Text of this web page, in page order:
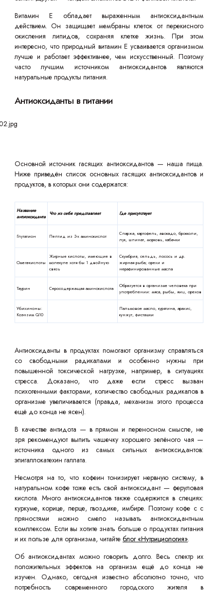
Витамин Е обладает выраженным антиоксидантным
действием. Он защищает мембраны клеток от перекисного
окисления липидов, сохраняя клетке жизнь. При этом
интересно, что природный витамин Е усваивается организмом
лучше и работает эффективнее, чем искусственный. Поэтому
часто лучшим источником антиоксидантов являются
натуральные продукты питания.
Антиоксиданты в питании
Основной источник гасящих антиоксидантов — наша пища.
Ниже приведён список основных гасящих антиоксидантов и
продуктов, в которых они содержатся:
Название
антиоксиданта
Что из себя представляет Где присутствует
Глутатион Пептид из 3-х аминокислот
Спаржа, картофель, авокадо, брокколи,
лук, шпинат, морковь, кабачки
Омега-кислоты
Жирные кислоты, имеющие в
молекуле хотя бы 1 двойную
связь
Скумбрия, сельдь, лосось и др.
жирная рыба; орехи и
нерафинированные масла
Таурин Серосодержащая аминокислота
Образуется в организме человека при
употреблении: мяса, рыбы, яиц, орехов
Убихиноны:
Коэнзим Q10
Пальмовое масло, курятина, арахис,
кунжут, фисташки
Антиоксиданты в продуктах помогают организму справляться
со свободными радикалами и особенно нужны при
повышенной токсической нагрузке, например, в ситуациях
стресса. Доказано, что даже если стресс вызван
психогенными факторами, количество свободных радикалов в
организме увеличивается (правда, механизм этого процесса
ещё до конца не ясен).
В качестве антидота — в прямом и переносном смысле, не
зря рекомендуют выпить чашечку хорошего зелёного чая —
источника одного из самых сильных антиоксидантов:
эпигаллокатехин галлата.
Несмотря на то, что кофеин тонизирует нервную систему, в
натуральном кофе тоже есть свой антиоксидант — феруловая
кислота. Много антиоксидантов также содержится в специях:
куркуме, корице, перце, гвоздике, имбире. Поэтому кофе с с
пряностями можно смело называть антиоксидантным
комплексом. Если вы хотите знать больше о продуктах питания
и их пользе для организма, читайте блог «Нутрициология».
Об антиоксидантах можно говорить долго. Весь спектр их
положительных эффектов на организм ещё до конца не
изучен. Однако, сегодня известно абсолютно точно, что
потребность современного городского жителя в